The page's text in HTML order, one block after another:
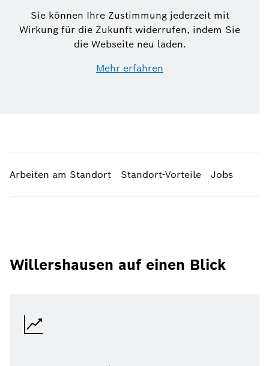
Sie können Ihre Zustimmung jederzeit mit
Wirkung für die Zukunft widerrufen, indem Sie
die Webseite neu laden.
Mehr erfahren
Arbeiten am Standort Standort-Vorteile Jobs
Willershausen auf einen Blick